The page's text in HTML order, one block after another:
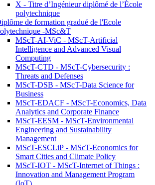
X - Titre d’Ingénieur diplômé de l’École
polytechnique
de formation gradué de l'Ecole
-MSc&T
MScT-AI-ViC - MScT-Artificial
Intelligence and Advanced Visual
Computing
MScT-CTD - MScT-Cybersecurity :
Threats and Defenses
MScT-DSB - MScT-Data Science for
Business
MScT-EDACF - MScT-Economics, Data
Analytics and Corporate Finance
MScT-EESM - MScT-Environmental
Engineering and Sustainability
Management
MScT-ESCLiP - MScT-Economics for
Smart Cities and Climate Policy
MScT-IOT - MScT-Internet of Things :
Innovation and Management Program
(IoT)